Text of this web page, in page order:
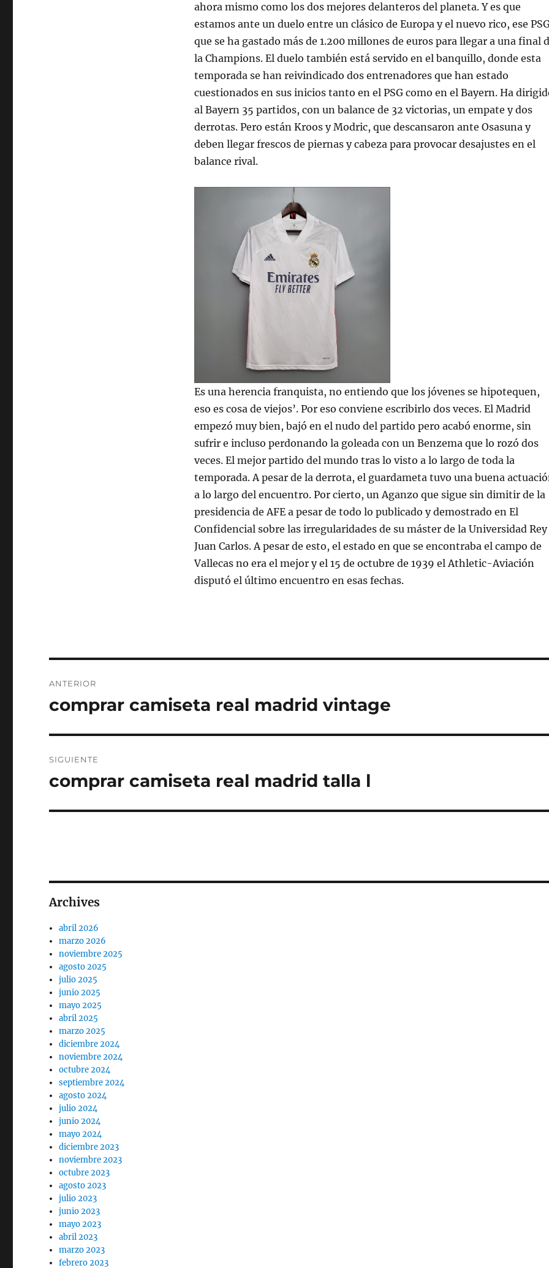
ahora mismo como los dos mejores delanteros del planeta. Y es que
estamos ante un duelo entre un clásico de Europa y el nuevo rico, ese
que se ha gastado más de 1.200 millones de euros para llegar a una final
la Champions. El duelo también está servido en el banquillo, donde esta
temporada se han reivindicado dos entrenadores que han estado
cuestionados en sus inicios tanto en el PSG como en el Bayern. Ha
al Bayern 35 partidos, con un balance de 32 victorias, un empate y dos
derrotas. Pero están Kroos y Modric, que descansaron ante Osasuna y
deben llegar frescos de piernas y cabeza para provocar desajustes en el
balance rival.
Es una herencia franquista, no entiendo que los jóvenes se hipotequen,
eso es cosa de viejos’. Por eso conviene escribirlo dos veces. El Madrid
empezó muy bien, bajó en el nudo del partido pero acabó enorme, sin
sufrir e incluso perdonando la goleada con un Benzema que lo rozó dos
veces. El mejor partido del mundo tras lo visto a lo largo de toda la
temporada. A pesar de la derrota, el guardameta tuvo una buena
a lo largo del encuentro. Por cierto, un Aganzo que sigue sin dimitir de la
presidencia de AFE a pesar de todo lo publicado y demostrado en El
Confidencial sobre las irregularidades de su máster de la Universidad Rey
Juan Carlos. A pesar de esto, el estado en que se encontraba el campo de
Vallecas no era el mejor y el 15 de octubre de 1939 el Athletic-Aviación
disputó el último encuentro en esas fechas.
de
ANTERIOR
Entrada
comprar camiseta real madrid vintage
SIGUIENTE
Entrada
comprar camiseta real madrid talla l
Archives
abril 2026
marzo 2026
noviembre 2025
agosto 2025
julio 2025
junio 2025
mayo 2025
abril 2025
marzo 2025
diciembre 2024
noviembre 2024
octubre 2024
septiembre 2024
agosto 2024
julio 2024
junio 2024
mayo 2024
diciembre 2023
noviembre 2023
octubre 2023
agosto 2023
julio 2023
junio 2023
mayo 2023
abril 2023
marzo 2023
febrero 2023